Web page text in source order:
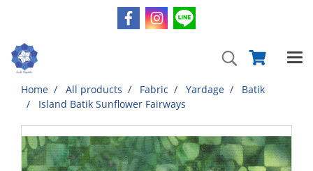
Home All products Fabric Yardage
Batik
Island Batik Sunflower Fairways